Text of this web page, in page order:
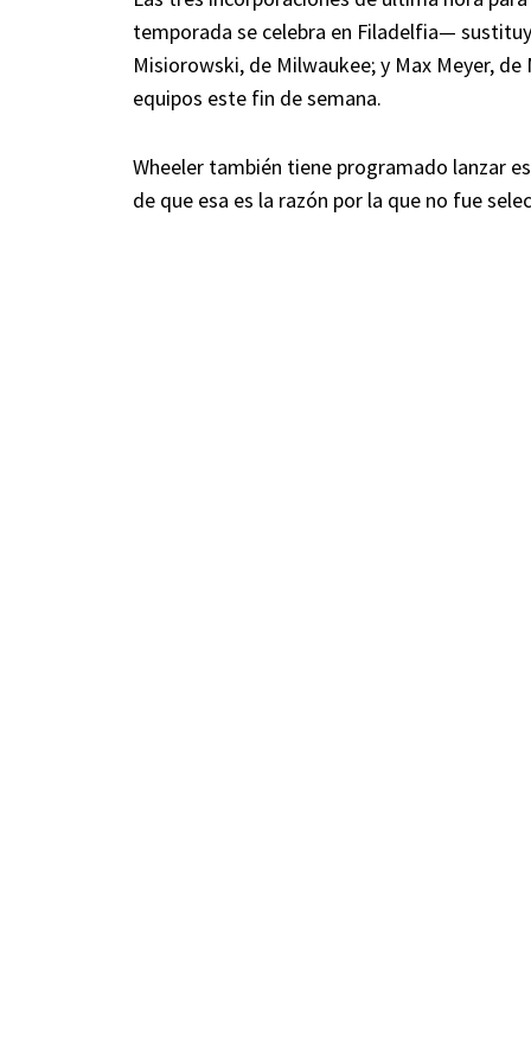
temporada se celebra en Filadelfia—
Misiorowski, de Milwaukee; y Max Meyer,
equipos este fin de semana.
Wheeler también tiene programado lanzar
de que esa es la razón por la que no fue